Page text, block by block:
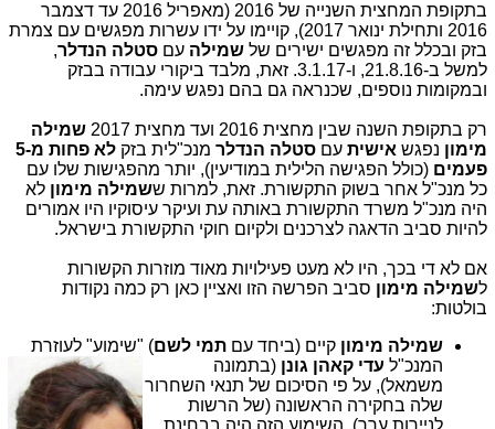
בתקופת המחצית השנייה של 2016 (מאפריל 2016 עד דצמבר
2016 ותחילת ינואר 2017), קויימו על ידו עשרות מפגשים עם צמרת
בזק ובכלל זה מפגשים ישירים של שמילה עם סטלה הנדלר,
למשל ב-21.8.16, ו-3.1.17. זאת, מלבד ביקורי עבודה בבזק
ובמקומות נוספים, שכנראה גם בהם נפגש עימה.
רק בתקופת השנה שבין מחצית 2016 ועד מחצית 2017
שמילה
מימון נפגש אישית עם סטלה הנדלר מנכ"לית בזק
לא פחות מ-5
פעמים (כולל הפגישה הלילית במודיעין), יותר מהפגישות שלו עם
כל מנכ"ל אחר בשוק התקשורת. זאת, למרות ששמילה מימון לא
היה מנכ"ל משרד התקשורת באותה עת ועיקר עיסוקיו היו אמורים
להיות סביב הדאגה לצרכנים ולקיום חוקי התקשורת בישראל.
אם לא די בכך, היו לא מעט פעילויות מאוד מוזרות הקשורות
לשמילה מימון סביב הפרשה הזו ואציין כאן רק כמה נקודות
בולטות:
שמילה מימון קיים (ביחד עם תמי לשם) "שימוע" לעוזרת
המנכ"ל עדי קאהן גונן (בתמונה
משמאל), על פי הסיכום של תנאי השחרור
שלה בחקירה הראשונה (של הרשות